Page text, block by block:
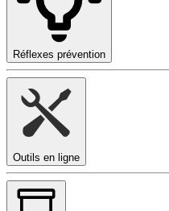
Réflexes prévention
Outils en ligne